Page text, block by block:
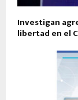
Investigan
libertad en el